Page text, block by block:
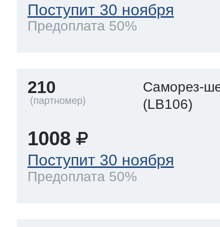
Поступит 30 ноября
Предоплата 50%
210
Саморез-
(LB106)
1008
Поступит 30 ноября
Предоплата 50%